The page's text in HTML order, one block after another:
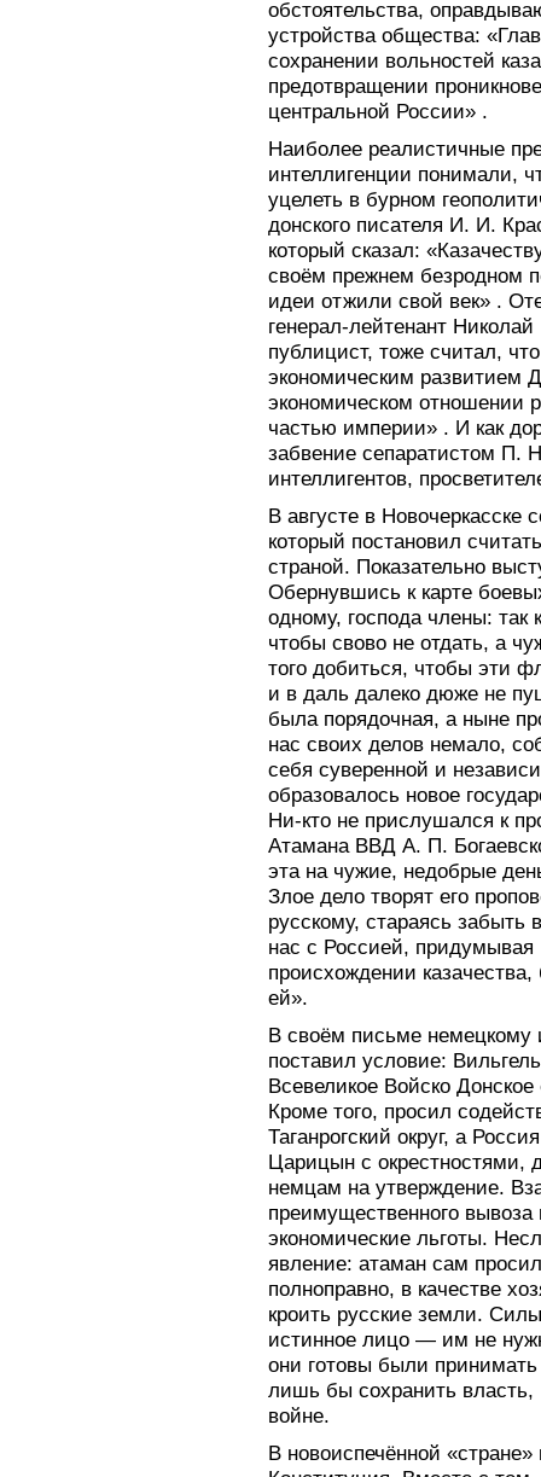
обстоятельства,
устройства общества:
сохранении вольностей
предотвращении
центральной России» .
Наиболее реалистичные
интеллигенции понимали,
уцелеть в бурном
донского писателя И. И.
который сказал:
своём прежнем безродном
идеи отжили свой век» .
генерал-лейтенант
публицист, тоже считал,
экономическим развитием
экономическом отношении
частью империи» . И как
забвение сепаратистом П.
интеллигентов,
В августе в Новочеркасске
который постановил
страной. Показательно
Обернувшись к карте
одному, господа члены:
чтобы свово не отдать, а
того добиться, чтобы эти
и в даль далеко дюже не
была порядочная, а ныне
нас своих делов немало,
себя суверенной и
образовалось новое
Ни-кто не прислушался к
Атамана ВВД А. П.
эта на чужие, недобрые
Злое дело творят его
русскому, стараясь забыть
нас с Россией, придумывая
происхождении
ей».
В своём письме немецкому
поставил условие:
Всевеликое Войско
Кроме того, просил
Таганрогский округ, а
Царицын с окрестностями,
немцам на утверждение.
преимущественного
экономические льготы.
явление: атаман сам
полноправно, в качестве
кроить русские земли.
истинное лицо — им не
они готовы были
лишь бы сохранить власть,
войне.
В новоиспечённой